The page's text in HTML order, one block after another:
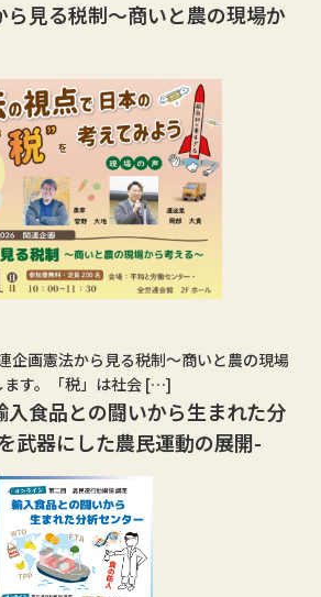
ら見る税制〜商いと農の現場か
企画憲法から見る税制〜商いと農の現場
ます。「税」は社会 […]
入食品との闘いから生まれた分
武器にした農民運動の展開-